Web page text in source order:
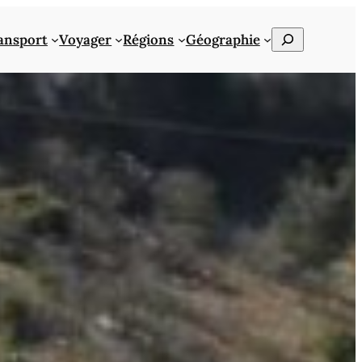
Voyager Régions Géographie Rechercher